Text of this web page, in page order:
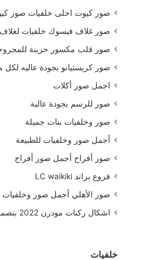
صور كيوت احلى خلفيات صور
صور غلاف فيسوك خلفيات
صور قلب مكسور حزينة
صور كريستيانو بجودة عاليه لكل
اجمل صور أكلات
صور للرسم بجودة عالية
صور وخلفيات بنات جميلة
أجمل صور وخلفيات للطبيعة
صور أفراح أجمل صور أفراح
فروع براند LC waikiki
صور الأهلي أجمل صور وخلفيات
اشكال ركنات مودرن 2022 بتصميمات رائعة
خلفيات